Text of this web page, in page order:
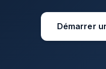
Démarrer